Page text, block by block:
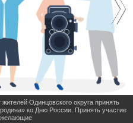
Одинцовского округа принять
ко Дню России. Принять участие
желающие